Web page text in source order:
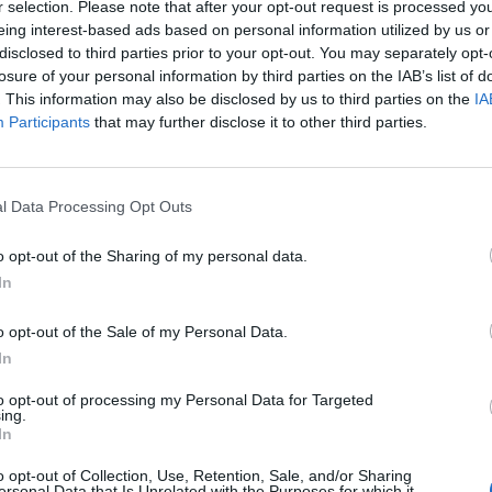
selection. Please note that after your opt-out request is processed
interest-based ads based on personal information utilized by us
to third parties prior to your opt-out. You may separately
of your personal information by third parties on the IAB’s list of
This information may also be disclosed by us to third parties on the
Participants that may further disclose it to other third parties.
Data Processing Opt Outs
opt-out of the Sharing of my personal data.
opt-out of the Sale of my Personal Data.
opt-out of processing my Personal Data for Targeted
opt-out of Collection, Use, Retention, Sale, and/or Sharing
(Getty Images)
dell’Atletico Madrid
euro
, che potrebbe soddisfare i giallorossi
bonus ad una dalla sua scadenza del
invece già da tempo l’intesa
fissa e bonus secondo quanto riferisce